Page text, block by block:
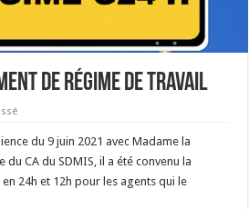
de régime de travail
du 9 juin 2021 avec Madame la
du CA du SDMIS, il a été convenu la
24h et 12h pour les agents qui le